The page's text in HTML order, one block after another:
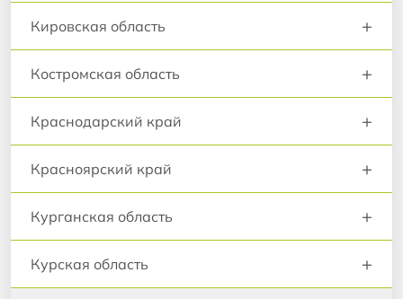
Кировская область +
Костромская область +
Краснодарский край +
Красноярский край +
Курганская область +
Курская область +